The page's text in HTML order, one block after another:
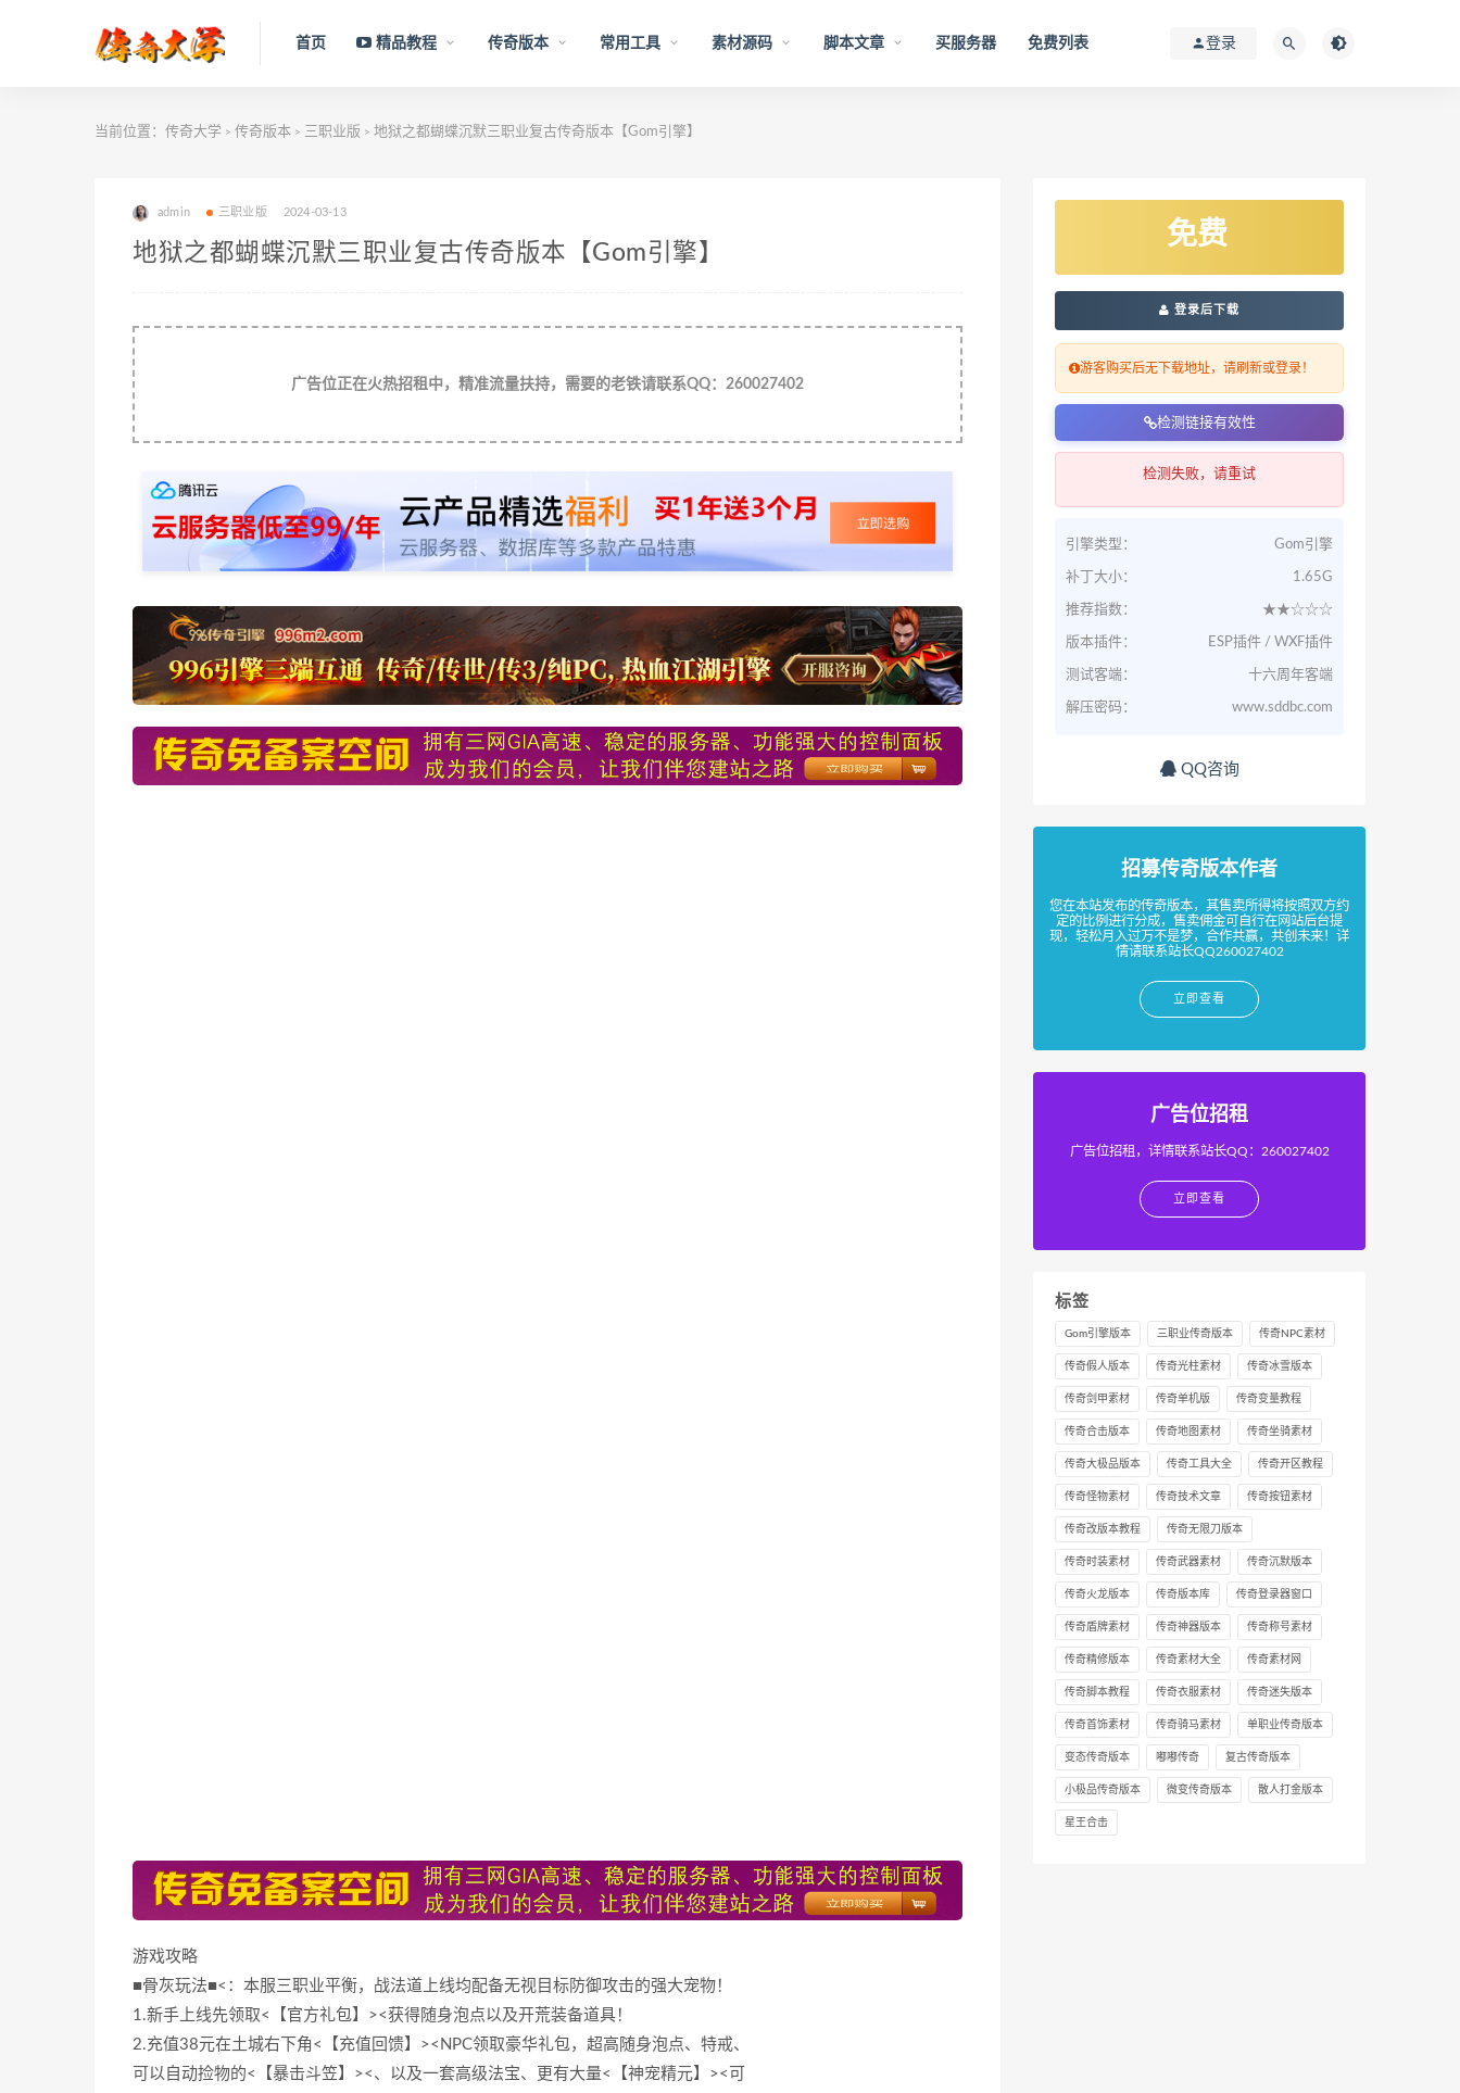
首页 精品教程 传奇版本 常用工具 素材源码 脚本文章 买服务器 免费列表 登录
当前位置： 传奇大学 > 传奇版本 > 三职业版 > 地狱之都蝴蝶沉默三职业复古传奇版本【Gom引擎】
admin 三职业版 2024-03-13
地狱之都蝴蝶沉默三职业复古传奇版本【Gom引擎】
广告位正在火热招租中，精准流量扶持，需要的老铁请联系QQ：260027402
游戏攻略
■骨灰玩法■<：本服三职业平衡，战法道上线均配备无视目标防御攻击的强大宠物！
1.新手上线先领取<【官方礼包】><获得随身泡点以及开荒装备道具！
2.充值38元在土城右下角<【充值回馈】><NPC领取豪华礼包，超高随身泡点、特戒、
可以自动捡物的<【暴击斗笠】><、以及一套高级法宝、更有大量<【神宠精元】><可
免费
登录后下载
游客购买后无下载地址，请刷新或登录！
检测链接有效性
检测失败，请重试
引擎类型： Gom引擎
补丁大小： 1.65G
推荐指数： ★★☆☆☆
版本插件： ESP插件 / WXF插件
测试客端： 十六周年客端
解压密码： www.sddbc.com
QQ咨询
招募传奇版本作者
您在本站发布的传奇版本，其售卖所得将按照双方约
定的比例进行分成，售卖佣金可自行在网站后台提
现，轻松月入过万不是梦，合作共赢，共创未来！详
情请联系站长QQ260027402
立即查看
广告位招租
广告位招租，详情联系站长QQ：260027402
立即查看
标签
Gom引擎版本 三职业传奇版本 传奇NPC素材
传奇假人版本 传奇光柱素材 传奇冰雪版本
传奇剑甲素材 传奇单机版 传奇变量教程
传奇合击版本 传奇地图素材 传奇坐骑素材
传奇大极品版本 传奇工具大全 传奇开区教程
传奇怪物素材 传奇技术文章 传奇按钮素材
传奇改版本教程 传奇无限刀版本
传奇时装素材 传奇武器素材 传奇沉默版本
传奇火龙版本 传奇版本库 传奇登录器窗口
传奇盾牌素材 传奇神器版本 传奇称号素材
传奇精修版本 传奇素材大全 传奇素材网
传奇脚本教程 传奇衣服素材 传奇迷失版本
传奇首饰素材 传奇骑马素材 单职业传奇版本
变态传奇版本 嘟嘟传奇 复古传奇版本
小极品传奇版本 微变传奇版本 散人打金版本
星王合击